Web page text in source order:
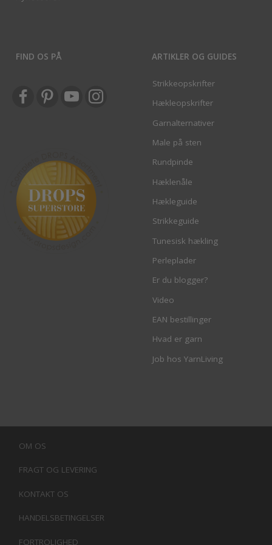
FIND OS PÅ ARTIKLER OG GUIDES
Strikkeopskrifter
Hækleopskrifter
Garnalternativer
Male på sten
Rundpinde
Hæklenåle
Hækleguide
Strikkeguide
Tunesisk hækling
Perleplader
Er du blogger?
Video
EAN bestillinger
Hvad er garn
Job hos YarnLiving
OM OS
FRAGT OG LEVERING
KONTAKT OS
HANDELSBETINGELSER
FORTROLIGHED